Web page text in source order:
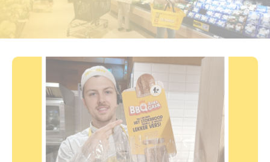
Acties
Werken bij Jumbo Huibers
Vacatures en Solliciteren
Werken en leren
Jumbo.com
BBQ gigant webshop